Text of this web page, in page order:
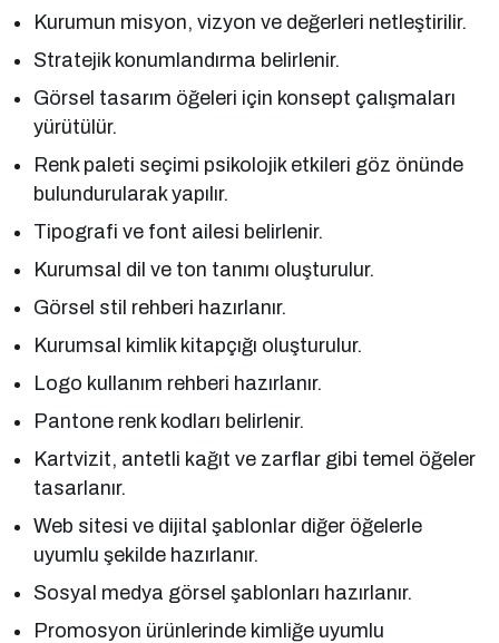
Kurumun misyon, vizyon ve değerleri netleştirilir.
Stratejik konumlandırma belirlenir.
Görsel tasarım öğeleri için konsept çalışmaları
yürütülür.
Renk paleti seçimi psikolojik etkileri göz önünde
bulundurularak yapılır.
Tipografi ve font ailesi belirlenir.
Kurumsal dil ve ton tanımı oluşturulur.
Görsel stil rehberi hazırlanır.
Kurumsal kimlik kitapçığı oluşturulur.
Logo kullanım rehberi hazırlanır.
Pantone renk kodları belirlenir.
Kartvizit, antetli kağıt ve zarflar gibi temel öğeler
tasarlanır.
Web sitesi ve dijital şablonlar diğer öğelerle
uyumlu şekilde hazırlanır.
Sosyal medya görsel şablonları hazırlanır.
Promosyon ürünlerinde kimliğe uyumlu